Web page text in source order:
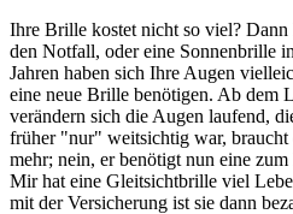
Ihre Brille kostet nicht so viel?
den Notfall, oder eine Sonnenbrille
Jahren haben sich Ihre Augen
eine neue Brille benötigen. Ab dem
verändern sich die Augen laufend,
früher "nur" weitsichtig war,
mehr; nein, er benötigt nun eine
Mir hat eine Gleitsichtbrille viel
mit der Versicherung ist sie dann